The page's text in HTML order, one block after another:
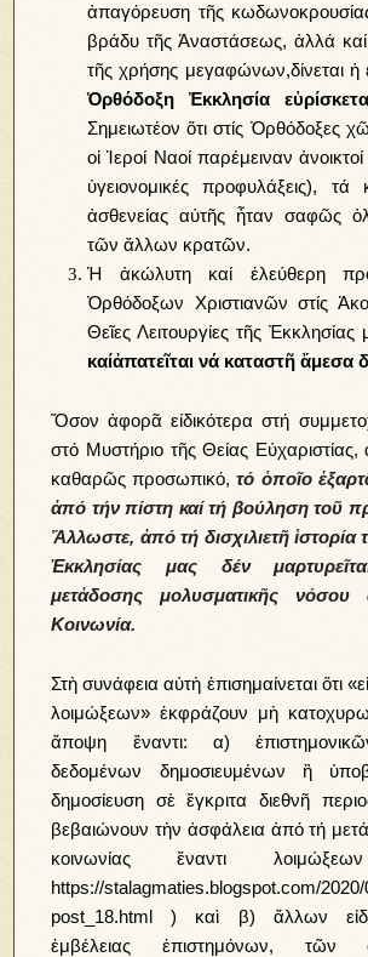
ἀπαγόρευση τῆς
βράδυ τῆς Ἀναστάσεως, ἀλλά
τῆς χρήσης μεγαφώνων,δίνεται ἡ
Ὀρθόδοξη Ἐκκλησία
Σημειωτέον ὅτι στίς Ὀρθόδοξες
οἱ Ἱεροί Ναοί παρέμειναν
ὑγειονομικές προφυλάξεις), τά
ἀσθενείας αὐτῆς ἦταν σαφῶς
τῶν ἄλλων κρατῶν.
Ἡ ἀκώλυτη καί ἐλεύθερη
Ὀρθόδοξων Χριστιανῶν στίς
Θεῖες Λειτουργίες τῆς Ἐκκλησίας
καίἀπατεῖται νά καταστῆ ἄμεσα
Ὅσον ἀφορᾶ είδικότερα στή
στό Μυστήριο τῆς Θείας Εὐχαριστίας,
καθαρῶς προσωπικό,τό ὁποῖο
ἀπό τήν πίστη καί τή βούληση τοῦ
Ἄλλωστε, ἀπό τή δισχιλιετῆ
Ἐκκλησίας μας δέν
μετἀδοσης μολυσματικῆς
Κοινωνία.
Στὴ συνάφεια αὐτὴ ἐπισημαίνεται ὅτι
λοιμώξεων» ἐκφράζουν μὴ
ἄποψη ἔναντι: α)
δεδομένων δημοσιευμένων ἢ
δημοσίευση σὲ ἔγκριτα διεθνῆ
βεβαιώνουν τὴν ἀσφάλεια ἀπό τή
κοινωνίας ἔναντι
https://stalagmaties.blogspot.com/2020/
post_18.html ) καὶ β) ἄλλων
ἐμβέλειας ἐπιστημόνων, τῶν